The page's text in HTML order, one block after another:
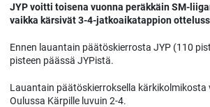
JYP voitti toisena vuonna peräkkäin SM-
vaikka kärsivät 3-4-jatkoaikatappion
Ennen lauantain päätöskierrosta JYP (110
pisteen päässä JYPistä.
Lauantain päätöskierroksella kärkikolmikosta
Oulussa Kärpille luvuin 2-4.